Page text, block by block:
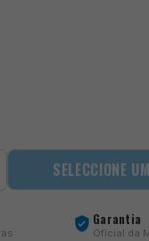
SELECCIONE
Garantia
Oficial da